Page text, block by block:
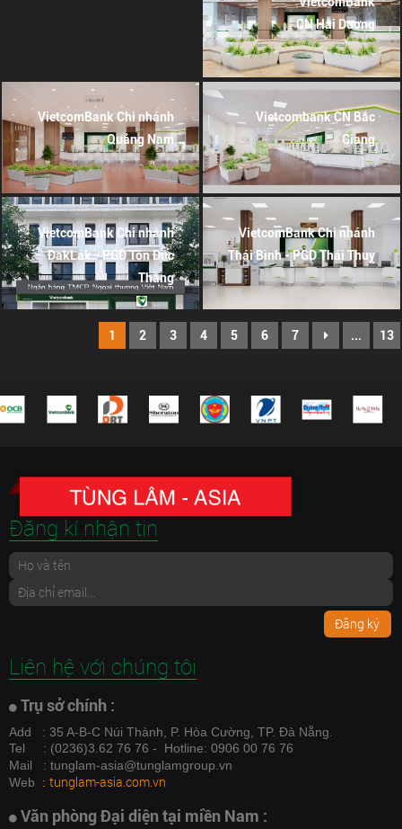
CN Hải Dương
VietcomBank Chi nhánh
Quảng Nam
Vietcombank CN Bắc
Giang
VietcomBank Chi nhánh
ĐakLak - PGD Tôn Đức
Thắng
VietcomBank Chi nhánh
Thái Bình - PGD Thái Thuỵ
1 2 3 4 5 6 7 ... 13
Đăng kí nhận tin
Đăng ký
Liên hệ với chúng tôi
Trụ sở chính :
Add : 35 A-B-C Núi Thành, P. Hòa Cường, TP. Đà Nẵng
Tel
: (0236)3.62 76 76 - Hotline: 0906 00 76 76
Mail
: tunglam-asia@tunglamgroup.vn
Web : tunglam-asia.com.vn
Văn phòng Đại diện tại miền Nam :